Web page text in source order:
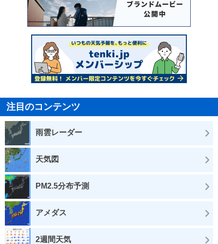
注目のコンテンツ
雨雲レーダー
天気図
PM2.5分布予測
アメダス
2週間天気